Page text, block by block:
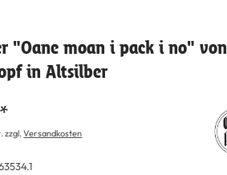
"Oane moan i pack i no" von
in Altsilber
zzgl.Versandkosten